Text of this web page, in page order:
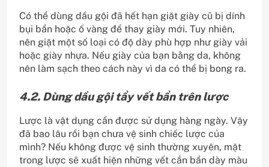
Có thể dùng dầu gội đã hết hạn giặt giày cũ bị dính
bụi bẩn hoặc ố vàng để thay giày mới. Tuy nhiên,
nên giặt một số loại có độ dày phù hợp như giày vải
hoặc giày nhựa. Nếu giày của bạn bằng da, không
nên làm sạch theo cách này vì da có thể bị bong ra.
4.2. Dùng dầu gội tẩy vết bẩn trên lược
Lược là vật dụng cần được sử dụng hàng ngày. Vậy
đã bao lâu rồi bạn chưa vệ sinh chiếc lược của
mình? Nếu không được vệ sinh thường xuyên, mặt
trong lược sẽ xuất hiện những vết cắn bẩn dày màu